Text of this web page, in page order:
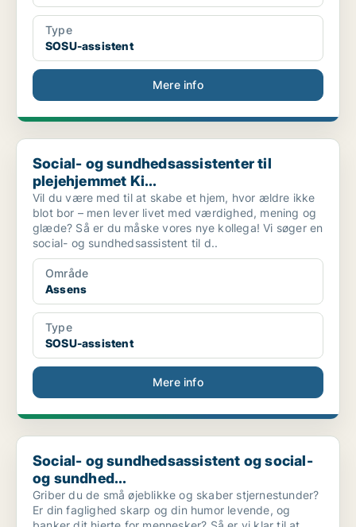
Type
SOSU-assistent
Mere info
Social- og sundhedsassistenter til plejehjemmet Ki...
Social- og sundhedsassistenter til
plejehjemmet Ki...
Vil du være med til at skabe et hjem, hvor ældre ikke
blot bor – men lever livet med værdighed, mening og
glæde? Så er du måske vores nye kollega! Vi søger en
social- og sundhedsassistent til d..
Område
Assens
Type
SOSU-assistent
Mere info
Social- og sundhedsassistent og social- og sundhed...
Social- og sundhedsassistent og social-
og sundhed...
Griber du de små øjeblikke og skaber stjernestunder?
Er din faglighed skarp og din humor levende, og